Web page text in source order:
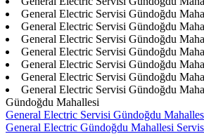
General Electric Servisi Gündoğdu
General Electric Servisi Gündoğdu
General Electric Servisi Gündoğdu
General Electric Servisi Gündoğdu
General Electric Servisi Gündoğdu
General Electric Servisi Gündoğdu
General Electric Servisi Gündoğdu
Gündoğdu Mahallesi
General Electric Servisi Gündoğdu
General Electric Gündoğdu Mahallesi